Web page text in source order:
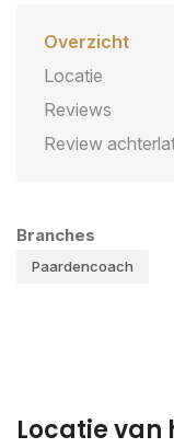
Overzicht
Locatie
Reviews
Review
Branches
Paardencoach
Locatie van